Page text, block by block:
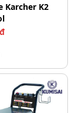
Karcher K2